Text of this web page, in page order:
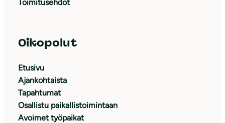
Toimitusehdot
Oikopolut
Etusivu
Ajankohtaista
Tapahtumat
Osallistu paikallistoimintaan
Avoimet työpaikat